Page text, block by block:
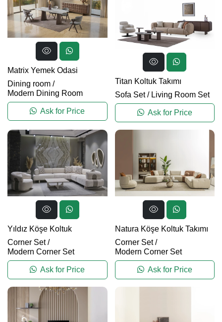
Matrix Yemek Odasi
Dining room /
Modern Dining Room
Ask for Price
Titan Koltuk Takımı
Sofa Set/ Living Room Set
Ask for Price
Yıldız Köşe Koltuk
Corner Set/
Modern Corner Set
Ask for Price
Natura Köşe Koltuk Takımı
Corner Set/
Modern Corner Set
Ask for Price